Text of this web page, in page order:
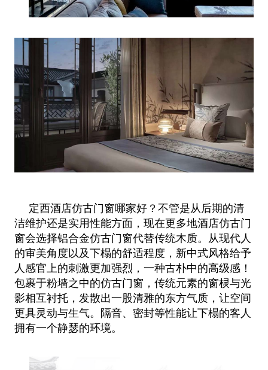
定西酒店仿古门窗哪家好？不管是从后期的清
洁维护还是实用性能方面，现在更多地酒店仿古门
窗会选择铝合金仿古门窗代替传统木质。从现代人
的审美角度以及下榻的舒适程度，新中式风格给予
人感官上的刺激更加强烈，一种古朴中的高级感！
包裹于粉墙之中的仿古门窗，传统元素的窗棂与光
影相互衬托，发散出一股清雅的东方气质，让空间
更具灵动与生气。隔音、密封等性能让下榻的客人
拥有一个静瑟的环境。